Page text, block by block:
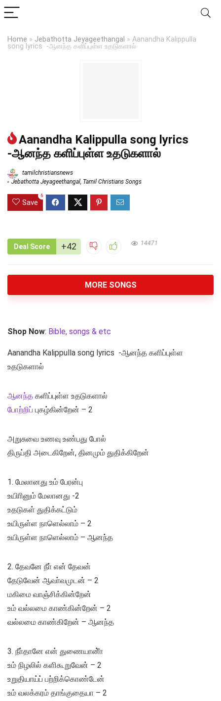
Home » Jebathotta Jeyageethangal » Aanandha Kalippulla
song lyrics -ஆனந்த களிப்புள்ள உதடுகளால்
Aanandha Kalippulla song lyrics
-ஆனந்த களிப்புள்ள உதடுகளால்
tamilchristiansnews
Jebathotta Jeyageethangal, Tamil Christians Songs
Save
6
Deal Score +42 14471
MORE SONGS
Shop Now: Bible, songs & etc
Aanandha Kalippulla song lyrics -ஆனந்த களிப்புள்ள
உதடுகளால்
ஆனந்த களிப்புள்ள உதடுகளால்
போற்றிப் புகழ்கின்றேன் – 2
அறுசுவை உணவு உண்பது போல்
திருப்தி அடைகிறேன், தினமும் துதிக்கிறேன்
1. மேலானது உம் பேரன்பு
உயிாினும் மேலானது -2
உதடுகள் துதிக்கட்டும்
உயிருள்ள நாளெல்லாம் – 2
உயிருள்ள நாளெல்லாம் – ஆனந்த
2. தேவனே நீா் என் தேவன்
தேடுவேன் ஆவா்வமுடன் – 2
மகிமை வாஞ்சிக்கின்றேன்
உம் வல்லமை காண்கின்றேன் – 2
வல்லமை காண்கிறேன் – ஆனந்த
3. நீா்தானே என் துணையானீ்ா
உம் நிழலில் களிகூறுவேன் – 2
உறுதியாய்ப் பற்றிக்கொண்டேன்
உம் வலக்கரம் தாங்குதையா – 2